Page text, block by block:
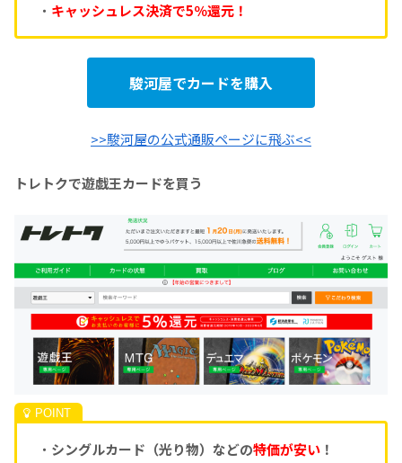
・ キャッシュレス決済で5％還元！
駿河屋でカードを購入
>>駿河屋の公式通販ページに飛ぶ<<
トレトクで遊戯王カードを買う
・ シングルカード（光り物）などの特価が安い！